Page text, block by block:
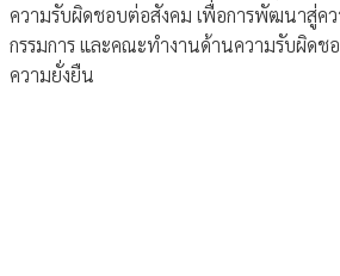
ความรับผิดชอบต่อสังคม เพื่อการพัฒนาสู่ค
กรรมการ และคณะทํางานด้านความรับผิด
ความยั่งยืน